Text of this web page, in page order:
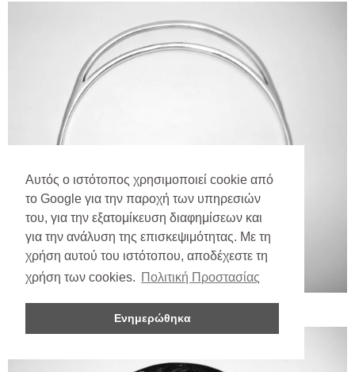
Αυτός ο ιστότοπος χρησιμοποιεί cookie από
το Google για την παροχή των υπηρεσιών
του, για την εξατομίκευση διαφημίσεων και
για την ανάλυση της επισκεψιμότητας. Με τη
χρήση αυτού του ιστότοπου, αποδέχεστε τη
χρήση των cookies. Πολιτική Προστασίας
Ενημερώθηκα